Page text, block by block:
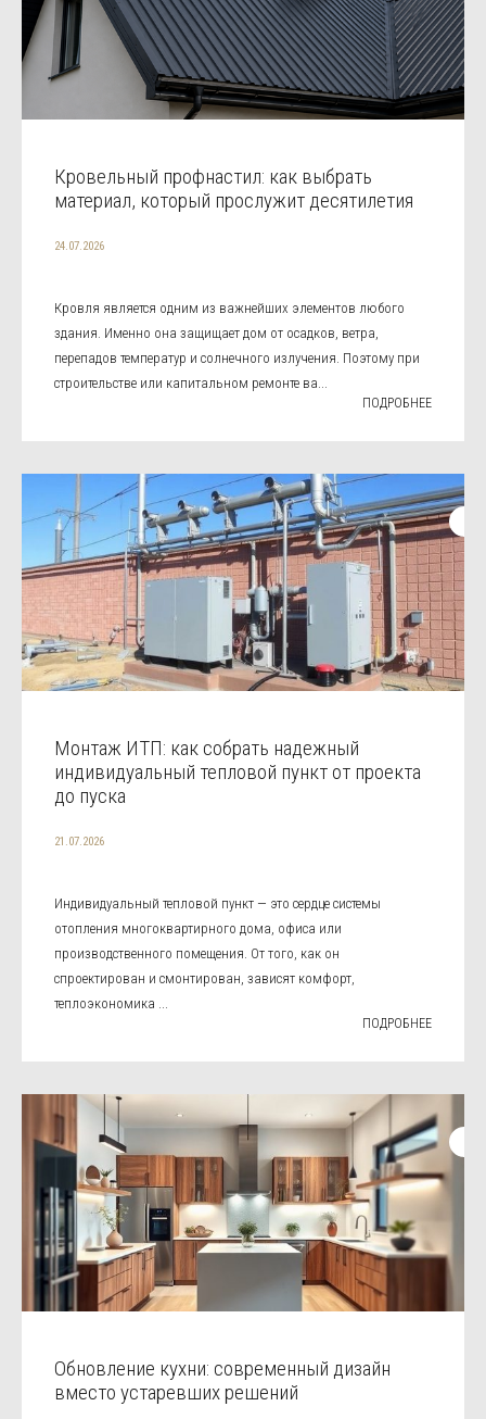
Кровельный профнастил: как выбрать
материал, который прослужит десятилетия
24.07.2026
Кровля является одним из важнейших элементов любого
здания. Именно она защищает дом от осадков, ветра,
перепадов температур и солнечного излучения. Поэтому при
строительстве или капитальном ремонте ва...
ПОДРОБНЕЕ
Монтаж ИТП: как собрать надежный
индивидуальный тепловой пункт от проекта
до пуска
21.07.2026
Индивидуальный тепловой пункт — это сердце системы
отопления многоквартирного дома, офиса или
производственного помещения. От того, как он
спроектирован и смонтирован, зависят комфорт,
теплоэкономика ...
ПОДРОБНЕЕ
Обновление кухни: современный дизайн
вместо устаревших решений